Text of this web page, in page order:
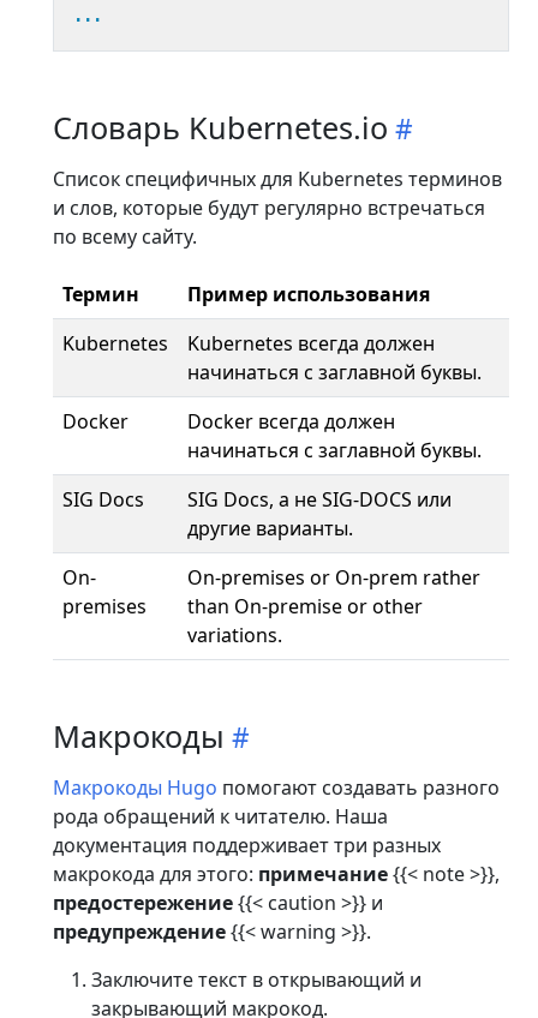
...
Словарь Kubernetes.io
Список специфичных для Kubernetes терминов
и слов, которые будут регулярно встречаться
по всему сайту.
Термин
Пример использования
Kubernetes
Kubernetes всегда должен
начинаться с заглавной буквы.
Docker
Docker всегда должен
начинаться с заглавной буквы.
SIG Docs
SIG Docs, а не SIG-DOCS или
другие варианты.
On-
premises
On-premises or On-prem rather
than On-premise or other
variations.
Макрокоды
Макрокоды Hugo помогают создавать разного
рода обращений к читателю. Наша
документация поддерживает три разных
макрокода для этого: примечание{{< note >}},
предостережение{{< caution >}} и
предупреждение{{< warning >}}.
Заключите текст в открывающий и
закрывающий макрокод.